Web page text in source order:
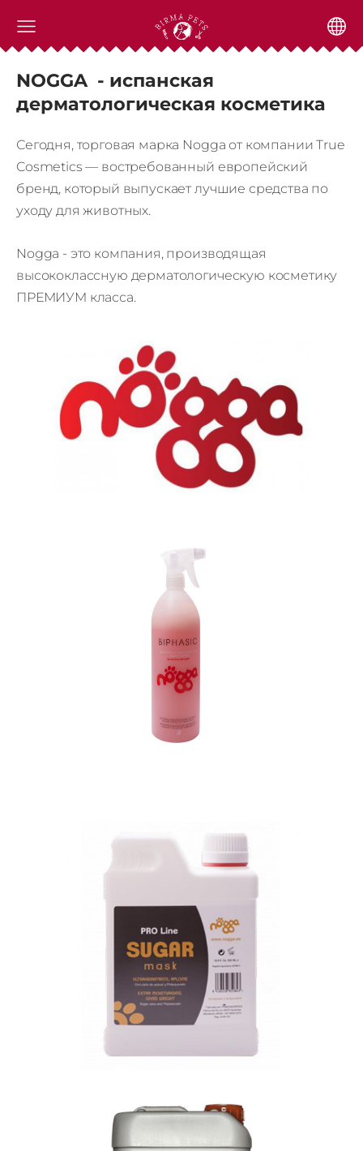
NOGGA - испанская
дерматологическая косметика
Сегодня, торговая марка Nogga от компании True
Cosmetics — востребованный европейский
бренд, который выпускает лучшие средства по
уходу для животных.
Nogga - это компания, производящая
высококлассную дерматологическую косметику
ПРЕМИУМ класса.